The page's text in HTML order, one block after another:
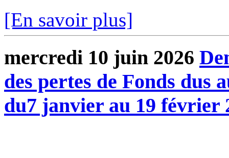
[En savoir plus]
mercredi 10 juin 2026
des pertes de Fonds dus
du7 janvier au 19 février